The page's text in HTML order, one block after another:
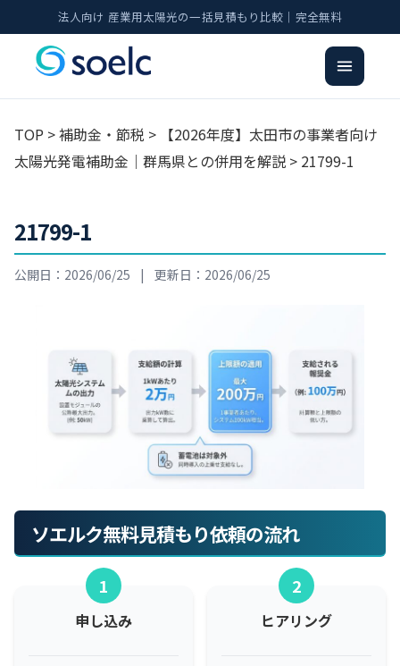
法人向け 産業用太陽光の一括見積もり比較｜完全無料
TOP >補助金・節税 > 【2026年度】太田市の事業者向け
太陽光発電補助金｜群馬県との併用を解説 > 21799-1
21799-1
公開日：2026/06/25 | 更新日：2026/06/25
ソエルク無料見積もり依頼の流れ
1
申し込み
2
ヒアリング